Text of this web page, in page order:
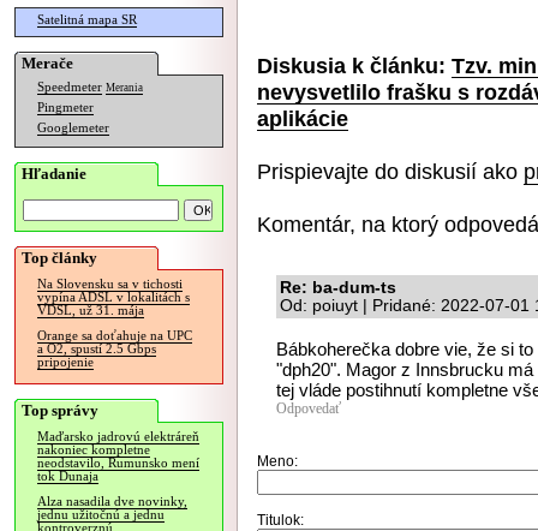
Satelitná mapa SR
Merače
Speedmeter Merania
Pingmeter
Googlemeter
Hľadanie
Top články
Na Slovensku sa v tichosti
vypína ADSL v lokalitách s
VDSL, už 31. mája
Orange sa doťahuje na UPC
a O2, spustí 2.5 Gbps
pripojenie
Top správy
Maďarsko jadrovú elektráreň
nakoniec kompletne
neodstavilo, Rumunsko mení
tok Dunaja
Alza nasadila dve novinky,
jednu užitočnú a jednu
kontroverznú
Diskusia k článku: Tzv.
nevysvetlilo frašku s
aplikácie
Prispievajte do diskusií ako
Komentár, na ktorý
Re: ba-dum-ts
Od: poiuyt | Pridané: 2022-07-01
Bábkoherečka dobre vie, že si
"dph20". Magor z Innsbrucku
tej vláde postihnutí kompletne
Odpovedať
Meno:
Titulok: